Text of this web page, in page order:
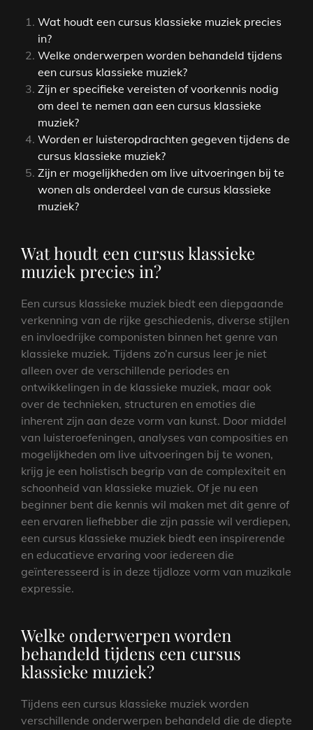
Wat houdt een cursus klassieke muziek precies
in?
Welke onderwerpen worden behandeld tijdens
een cursus klassieke muziek?
Zijn er specifieke vereisten of voorkennis nodig
om deel te nemen aan een cursus klassieke
muziek?
Worden er luisteropdrachten gegeven tijdens de
cursus klassieke muziek?
Zijn er mogelijkheden om live uitvoeringen bij te
wonen als onderdeel van de cursus klassieke
muziek?
Wat houdt een cursus klassieke
muziek precies in?
Een cursus klassieke muziek biedt een diepgaande
verkenning van de rijke geschiedenis, diverse stijlen
en invloedrijke componisten binnen het genre van
klassieke muziek. Tijdens zo’n cursus leer je niet
alleen over de verschillende periodes en
ontwikkelingen in de klassieke muziek, maar ook
over de technieken, structuren en emoties die
inherent zijn aan deze vorm van kunst. Door middel
van luisteroefeningen, analyses van composities en
mogelijkheden om live uitvoeringen bij te wonen,
krijg je een holistisch begrip van de complexiteit en
schoonheid van klassieke muziek. Of je nu een
beginner bent die kennis wil maken met dit genre of
een ervaren liefhebber die zijn passie wil verdiepen,
een cursus klassieke muziek biedt een inspirerende
en educatieve ervaring voor iedereen die
geïnteresseerd is in deze tijdloze vorm van muzikale
expressie.
Welke onderwerpen worden
behandeld tijdens een cursus
klassieke muziek?
Tijdens een cursus klassieke muziek worden
verschillende onderwerpen behandeld die de diepte